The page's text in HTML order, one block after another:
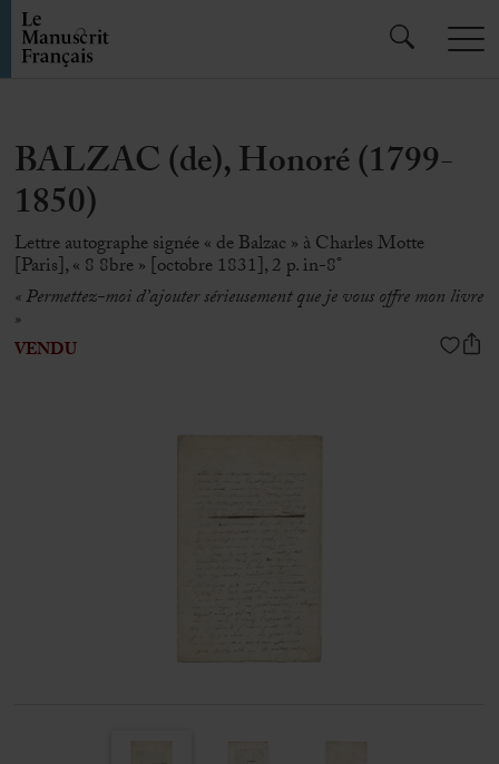
BALZAC (de), Honoré (1799-
1850)
Lettre autographe signée « de Balzac » à Charles Motte
[Paris], « 8 8bre » [octobre 1831], 2 p. in-8°
« Permettez-moi d’ajouter sérieusement que je vous offre mon livre
»
VENDU